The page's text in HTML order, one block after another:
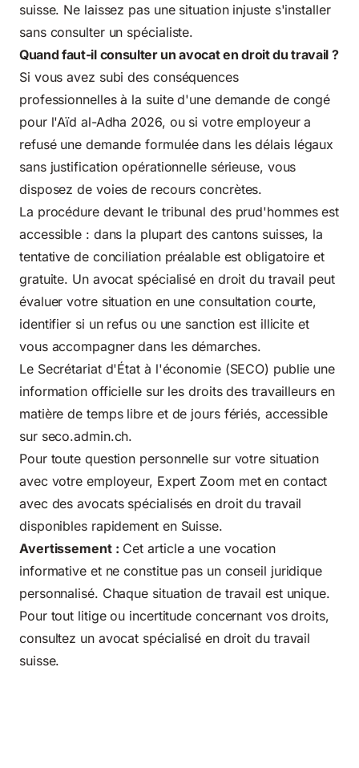
suisse. Ne laissez pas une situation injuste s'installer
sans consulter un spécialiste.
Quand faut-il consulter un avocat en droit du travail ?
Si vous avez subi des conséquences
professionnelles à la suite d'une demande de congé
pour l'Aïd al-Adha 2026, ou si votre employeur a
refusé une demande formulée dans les délais légaux
sans justification opérationnelle sérieuse, vous
disposez de voies de recours concrètes.
La procédure devant le tribunal des prud'hommes est
accessible : dans la plupart des cantons suisses, la
tentative de conciliation préalable est obligatoire et
gratuite. Un avocat spécialisé en droit du travail peut
évaluer votre situation en une consultation courte,
identifier si un refus ou une sanction est illicite et
vous accompagner dans les démarches.
Le Secrétariat d'État à l'économie (SECO) publie une
information officielle sur les droits des travailleurs en
matière de temps libre et de jours fériés, accessible
sur seco.admin.ch.
Pour toute question personnelle sur votre situation
avec votre employeur, Expert Zoom met en contact
avec des avocats spécialisés en droit du travail
disponibles rapidement en Suisse.
Avertissement : Cet article a une vocation
informative et ne constitue pas un conseil juridique
personnalisé. Chaque situation de travail est unique.
Pour tout litige ou incertitude concernant vos droits,
consultez un avocat spécialisé en droit du travail
suisse.